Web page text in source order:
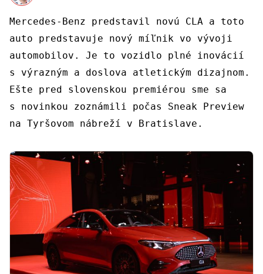
Mercedes-Benz predstavil novú CLA a toto
auto predstavuje nový míľnik vo vývoji
automobilov. Je to vozidlo plné inovácií
s výrazným a doslova atletickým dizajnom.
Ešte pred slovenskou premiérou sme sa
s novinkou zoznámili počas Sneak Preview
na Tyršovom nábreží v Bratislave.